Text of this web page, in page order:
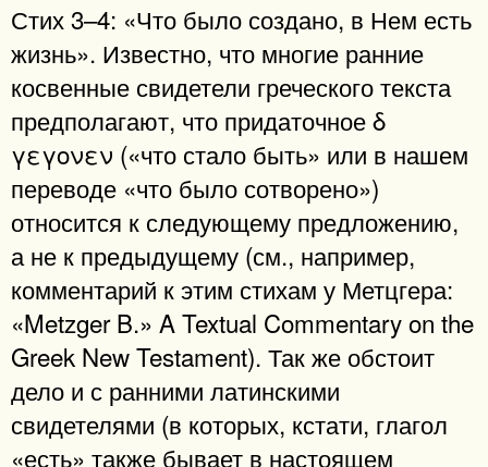
Стих 3–4: «Что было создано, в Нем есть
жизнь». Известно, что многие ранние
косвенные свидетели греческого текста
предполагают, что придаточное δ
γεγονεν («что стало быть» или в нашем
переводе «что было сотворено»)
относится к следующему предложению,
а не к предыдущему (см., например,
комментарий к этим стихам у Метцгера:
«Metzger B.» A Textual Commentary on the
Greek New Testament). Так же обстоит
дело и с ранними латинскими
свидетелями (в которых, кстати, глагол
«есть» также бывает в настоящем